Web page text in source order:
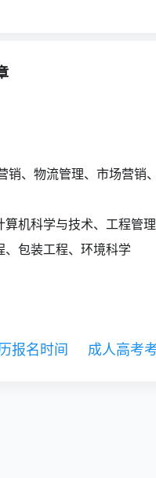
销、物流管理、市场营销
机科学与技术、工程管
包装工程、环境科学
报名时间 成人高考